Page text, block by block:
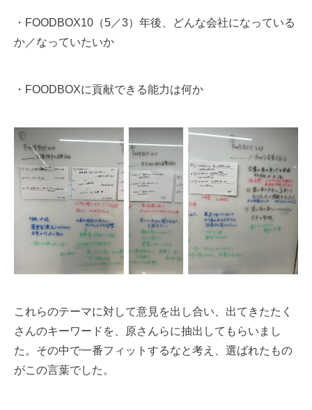
・FOODBOX10（5／3）年後、どんな会社になっている
か／なっていたいか
・FOODBOXに貢献できる能力は何か
これらのテーマに対して意見を出し合い、出てきたたく
さんのキーワードを、原さんらに抽出してもらいまし
た。その中で一番フィットするなと考え、選ばれたもの
がこの言葉でした。